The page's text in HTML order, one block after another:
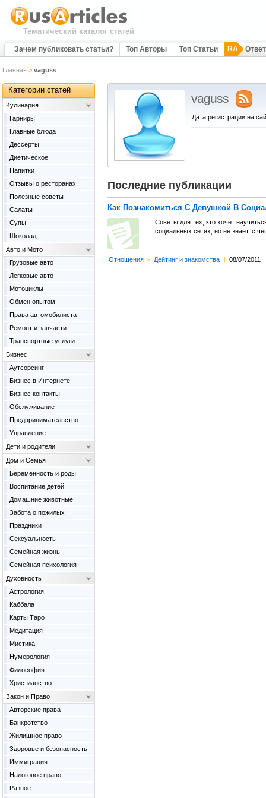
Тематический каталог статей
Зачем публиковать статьи? Топ Авторы Топ Статьи RA
Главная > vaguss
vaguss
Дата регистрации на
Последние публикации
Как Познакомиться С Девушкой В
Советы для тех, кто хочет
социальных сетях, но не знает, с
Отношения > Дейтинг и знакомства l 08/07/2011
Категории статей
Kулинария
Гарниры
Главные блюда
Дессерты
Диетическое
Напитки
Отзывы о ресторанах
Полезные советы
Салаты
Супы
Шоколад
Авто и Мото
Грузовые авто
Легковые авто
Мотоциклы
Обмен опытом
Права автомобилиста
Ремонт и запчасти
Транспортные услуги
Бизнес
Аутсорсинг
Бизнес в Интернете
Бизнес контакты
Обслуживание
Предпринимательство
Управление
Дети и родители
Дом и Семья
Беременность и роды
Воспитание детей
Домашние животные
Забота о пожилых
Праздники
Сексуальность
Семейная жизнь
Семейная психология
Духовность
Астрология
Каббала
Карты Таро
Медитация
Мистика
Нумерология
Философия
Христианство
Закон и Право
Авторские права
Банкротство
Жилищное право
Здоровье и безопасность
Иммиграция
Налоговое право
Разное